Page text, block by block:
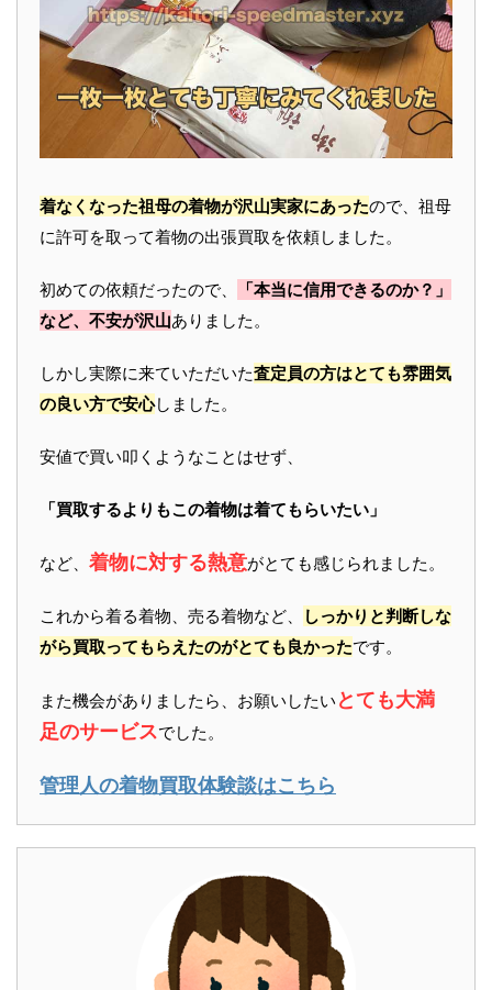
着なくなった祖母の着物が沢山実家にあったので、祖母
に許可を取って着物の出張買取を依頼しました。
初めての依頼だったので、
「本当に信用できるのか？」
など、不安が沢山ありました。
しかし実際に来ていただいた査定員の方はとても雰囲気
の良い方で安心しました。
安値で買い叩くようなことはせず、
「買取するよりもこの着物は着てもらいたい」
など、 着物に対する熱意がとても感じられました。
これから着る着物、売る着物など、
しっかりと判断しな
がら買取ってもらえたのがとても良かったです。
また機会がありましたら、お願いしたい とても大満
足のサービスでした。
管理人の着物買取体験談はこちら